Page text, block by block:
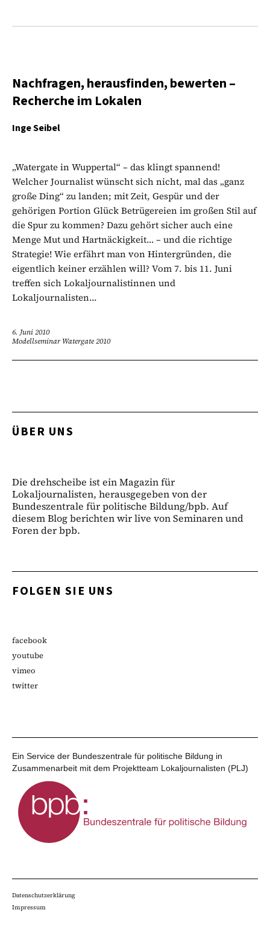
Nachfragen, herausfinden, bewerten –
Recherche im Lokalen
Inge Seibel
„Watergate in Wuppertal“ – das klingt spannend!
Welcher Journalist wünscht sich nicht, mal das „ganz
große Ding“ zu landen; mit Zeit, Gespür und der
gehörigen Portion Glück Betrügereien im großen Stil auf
die Spur zu kommen? Dazu gehört sicher auch eine
Menge Mut und Hartnäckigkeit… – und die richtige
Strategie! Wie erfährt man von Hintergründen, die
eigentlich keiner erzählen will? Vom 7. bis 11. Juni
treffen sich Lokaljournalistinnen und
Lokaljournalisten...
6. Juni 2010
Modellseminar Watergate 2010
ÜBER UNS
Die drehscheibe ist ein Magazin für
Lokaljournalisten, herausgegeben von der
Bundeszentrale für politische Bildung/bpb. Auf
diesem Blog berichten wir live von Seminaren und
Foren der bpb.
FOLGEN SIE UNS
facebook
youtube
vimeo
twitter
Ein Service der Bundeszentrale für politische Bildung in
Zusammenarbeit mit dem Projektteam Lokaljournalisten (PLJ)
Datenschutzerklärung
Impressum